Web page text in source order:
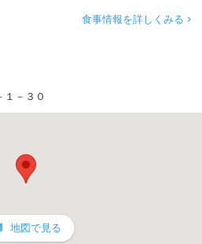
食事情報を詳しくみる
１－３０
地図で見る